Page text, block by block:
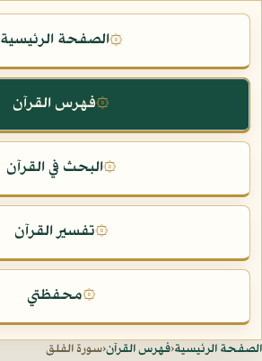
۞الصفحة الرئيسية
۞فهرس القرآن
۞البحث في القرآن
۞تفسير القرآن
۞محفظتي
الصفحة الرئيسية‹فهرس القرآن‹سورة الفلق